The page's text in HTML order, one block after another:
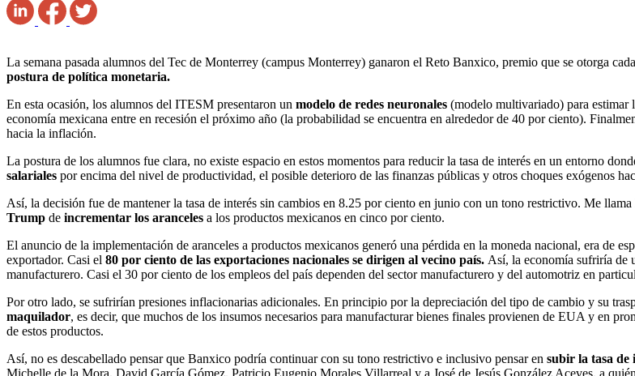
La semana pasada alumnos del Tec de Monterrey (campus Monterrey) ganaron el Reto Banxico, premio que se otorga
postura de política monetaria.
En esta ocasión, los alumnos del ITESM presentaron un modelo de redes neuronales (modelo multivariado) para estimar
economía mexicana entre en recesión el próximo año (la probabilidad se encuentra en alrededor de 40 por ciento).
hacia la inflación.
La postura de los alumnos fue clara, no existe espacio en estos momentos para reducir la tasa de interés en un entorno
salariales por encima del nivel de productividad, el posible deterioro de las finanzas públicas y otros choques exógenos
Así, la decisión fue de mantener la tasa de interés sin cambios en 8.25 por ciento en junio con un tono restrictivo. Me
Trump de incrementar los aranceles a los productos mexicanos en cinco por ciento.
El anuncio de la implementación de aranceles a productos mexicanos generó una pérdida en la moneda nacional, era de
exportador. Casi el 80 por ciento de las exportaciones nacionales se dirigen al vecino país. Así, la economía sufriría de
manufacturero. Casi el 30 por ciento de los empleos del país dependen del sector manufacturero y del automotriz en
Por otro lado, se sufrirían presiones inflacionarias adicionales. En principio por la depreciación del tipo de cambio y su
maquilador, es decir, que muchos de los insumos necesarios para manufacturar bienes finales provienen de EUA y en
de estos productos.
Así, no es descabellado pensar que Banxico podría continuar con su tono restrictivo e inclusivo pensar en subir la tasa de